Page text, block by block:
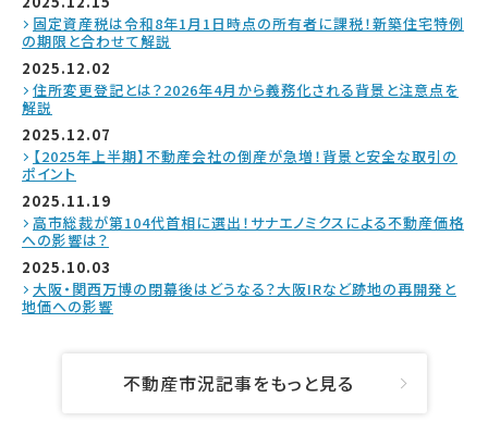
固定資産税は令和8年1月1日時点の所有者に課税！新築住宅特例
の期限と合わせて解説
2025.12.02
住所変更登記とは？2026年4月から義務化される背景と注意点を
解説
2025.12.07
【2025年上半期】不動産会社の倒産が急増！背景と安全な取引の
ポイント
2025.11.19
高市総裁が第104代首相に選出！サナエノミクスによる不動産価格
への影響は？
2025.10.03
大阪・関西万博の閉幕後はどうなる？大阪IRなど跡地の再開発と
地価への影響
不動産市況記事をもっと見る